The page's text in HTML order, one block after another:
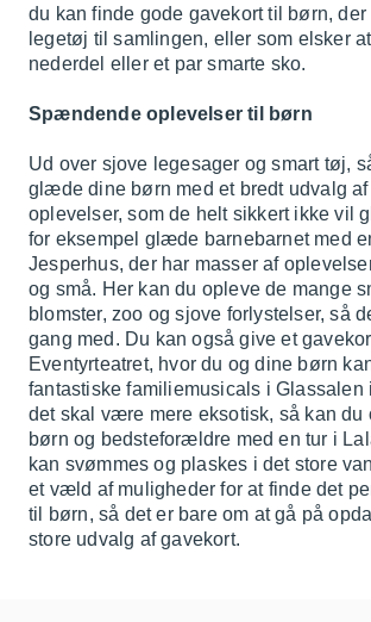
du kan finde gode gavekort til børn,
legetøj til samlingen, eller som elsker
nederdel eller et par smarte sko.
Spændende oplevelser til børn
Ud over sjove legesager og smart tøj,
glæde dine børn med et bredt udvalg
oplevelser, som de helt sikkert ikke vil
for eksempel glæde barnebarnet med
Jesperhus, der har masser af
og små. Her kan du opleve de mange
blomster, zoo og sjove forlystelser, så
gang med. Du kan også give et
Eventyrteatret, hvor du og dine børn
fantastiske familiemusicals i Glassalen
det skal være mere eksotisk, så kan du
børn og bedsteforældre med en tur i
kan svømmes og plaskes i det store
et væld af muligheder for at finde det
til børn, så det er bare om at gå på
store udvalg af gavekort.